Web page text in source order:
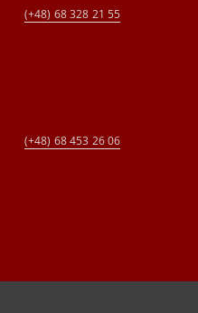
(+48) 68 328 21 55
(+48) 68 453 26 06